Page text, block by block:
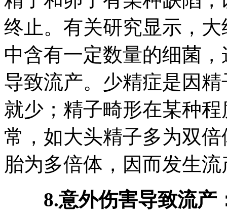
终止。有关研究显示，
中含有一定数量的细菌
导致流产。少精症是因
就少；精子畸形在某种
常，如大头精子多为双
胎为多倍体，因而发生流
8.意外伤害导致流产